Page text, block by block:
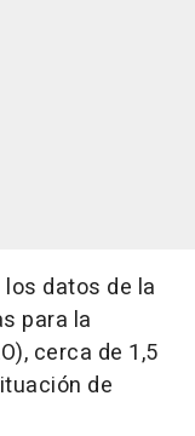
datos de la
para la
cerca de 1,5
de